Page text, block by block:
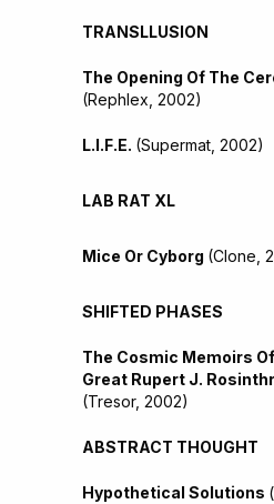
TRANSLLUSION
The Opening Of The
(Rephlex, 2002)
L.I.F.E. (Supermat, 2002)
LAB RAT XL
Mice Or Cyborg (Clone,
SHIFTED PHASES
The Cosmic Memoirs
Great Rupert J.
(Tresor, 2002)
ABSTRACT THOUGHT
Hypothetical Solutions